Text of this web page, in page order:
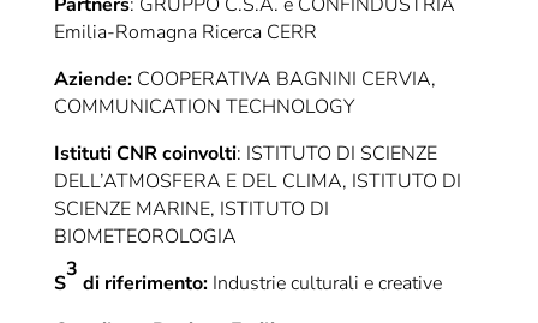
Partners: GRUPPO C.S.A. e CONFINDUSTRIA
Emilia-Romagna Ricerca CERR
Aziende:COOPERATIVA BAGNINI CERVIA,
COMMUNICATION TECHNOLOGY
Istituti CNR coinvolti: ISTITUTO DI SCIENZE
DELL’ATMOSFERA E DEL CLIMA, ISTITUTO DI
SCIENZE MARINE, ISTITUTO DI
BIOMETEOROLOGIA
S
3
di riferimento:Industrie culturali e creative